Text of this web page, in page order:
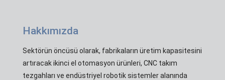
Hakkımızda
Sektörün öncüsü olarak, fabrikaların üretim kapasitesini
artıracak ikinci el otomasyon ürünleri, CNC takım
tezgahları ve endüstriyel robotik sistemler alanında